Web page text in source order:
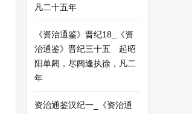
凡二十五年
《资治通鉴》晋纪18_《资
治通鉴》晋纪三十五 起昭
阳单阏，尽阏逢执徐，凡二
年
资治通鉴汉纪一_《资治通